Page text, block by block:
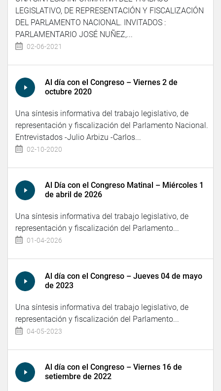
LEGISLATIVO, DE REPRESENTACIÓN Y FISCALIZACIÓN
DEL PARLAMENTO NACIONAL. INVITADOS :
PARLAMENTARIO JOSÉ NUÑEZ,...
02-06-2021
Al día con el Congreso – Viernes 2 de
octubre 2020
Una síntesis informativa del trabajo legislativo, de
representación y fiscalización del Parlamento Nacional.
Entrevistados -Julio Arbizu -Carlos...
02-10-2020
Al Día con el Congreso Matinal – Miércoles 1
de abril de 2026
Una síntesis informativa del trabajo legislativo, de
representación y fiscalización del Parlamento...
01-04-2026
Al día con el Congreso – Jueves 04 de mayo
de 2023
Una síntesis informativa del trabajo legislativo, de
representación y fiscalización del Parlamento...
04-05-2023
Al día con el Congreso – Viernes 16 de
setiembre de 2022